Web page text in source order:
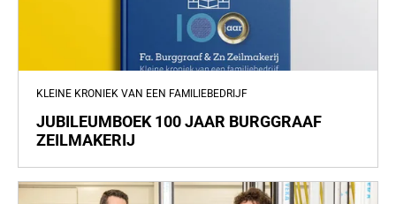
KLEINE KRONIEK VAN EEN FAMILIEBEDRIJF
JUBILEUMBOEK 100 JAAR BURGGRAAF
ZEILMAKERIJ